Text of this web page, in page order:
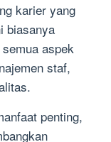
karier yang
biasanya
aspek
staf,
penting,